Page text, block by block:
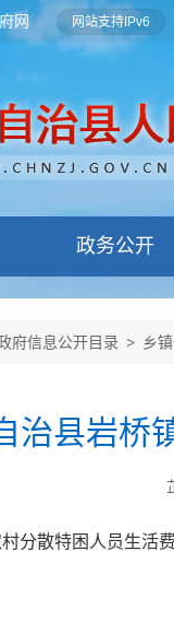
网 网站支持IPv6
政务公开
府信息公开目录 > 乡
治县岩桥
分散特困人员生活